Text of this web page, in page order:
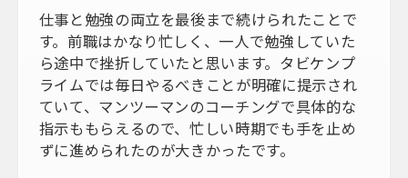
仕事と勉強の両立を最後まで続けられたことで
す。前職はかなり忙しく、一人で勉強していた
ら途中で挫折していたと思います。タビケンプ
ライムでは毎日やるべきことが明確に提示され
ていて、マンツーマンのコーチングで具体的な
指示ももらえるので、忙しい時期でも手を止め
ずに進められたのが大きかったです。